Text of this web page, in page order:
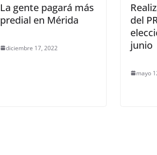
La gente pagará más
predial en Mérida
diciembre 17, 2022
del
junio
mayo